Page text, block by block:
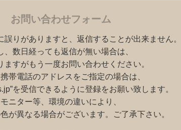
お問い合わせフォーム
誤りがありますと、返信することが出来ません。
、数日経っても返信が無い場合は、
ますがもう一度お問い合わせください。
帯電話のアドレスをご指定の場合は、
を受信できるように登録をお願い致します。
モニター等、環境の違いにより、
が異なる場合がございます。ご了承下さい。